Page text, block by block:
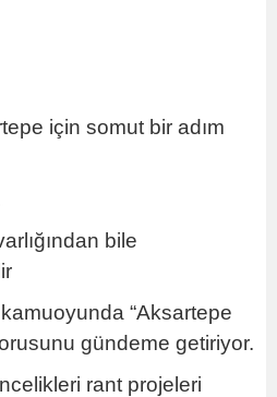
için somut bir adım
bile
“Aksartepe
gündeme getiriyor.
rant projeleri